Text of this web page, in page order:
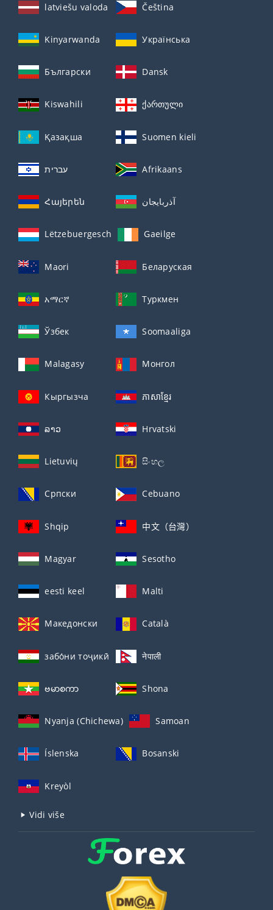
latviešu valoda Čeština
Kinyarwanda Українська
Български Dansk
Kiswahili ქართული
Қазақша Suomen kieli
עברית Afrikaans
Հայերեն آذربايجان
Lëtzebuergesch Gaeilge
Maori Беларуская
አማርኛ Туркмен
Ўзбек Soomaaliga
Malagasy Монгол
Кыргызча ភាសាខ្មែរ
ລາວ Hrvatski
Lietuvių සිංහල
Српски Cebuano
Shqip 中文（台灣）
Magyar Sesotho
eesti keel Malti
Македонски Català
забо́ни тоҷикӣ́ नेपाली
ဗမာစကာ Shona
Nyanja (Chichewa) Samoan
Íslenska Bosanski
Kreyòl
Vidi više